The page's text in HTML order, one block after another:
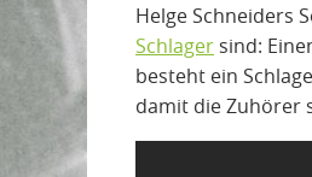
Helge Schneiders
Schlager sind:
besteht ein
damit die Zuhörer